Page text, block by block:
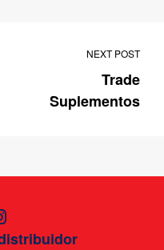
NEXT POST
Trade
Suplementos